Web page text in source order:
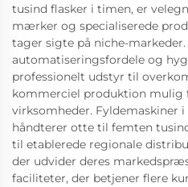
tusind flasker i timen, er
mærker og specialiserede
tager sigte på niche-
automatiseringsfordele og
professionelt udstyr til
kommerciel produktion mulig
virksomheder. Fyldemaskiner
håndterer otte til femten
til etablerede regionale
der udvider deres
faciliteter, der betjener flere